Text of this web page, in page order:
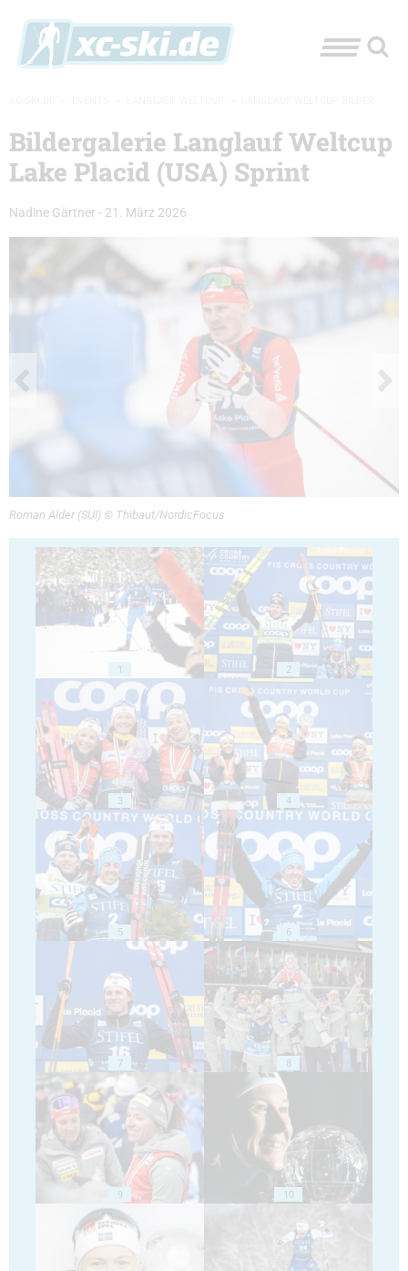
Bildergalerie Langlauf Weltcup
Lake Placid (USA) Sprint
Nadine Gärtner - 21. März 2026
Roman Alder (SUI) © Thibaut/NordicFocus
1 2
3 4
5 6
7 8
9 10